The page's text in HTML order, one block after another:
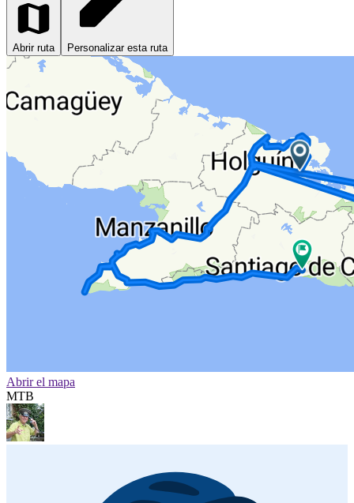
Abrir ruta Personalizar esta ruta
Abrir el mapa
MTB